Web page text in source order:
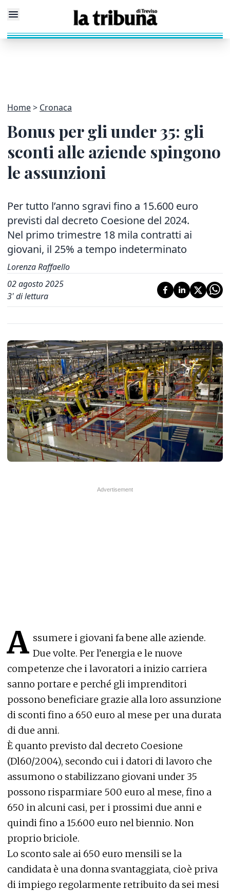
Home Cronaca
Bonus per gli under 35: gli
sconti alle aziende spingono
le assunzioni
Per tutto l’anno sgravi fino a 15.600 euro
previsti dal decreto Coesione del 2024.
Nel primo trimestre 18 mila contratti ai
giovani, il 25% a tempo indeterminato
Lorenza Raffaello
02 agosto 2025
3' di lettura
A ssumere i giovani fa bene alle aziende.
Due volte. Per l’energia e le nuove
competenze che i lavoratori a inizio carriera
sanno portare e perché gli imprenditori
possono beneficiare grazie alla loro assunzione
di sconti fino a 650 euro al mese per una durata
di due anni.
È quanto previsto dal decreto Coesione
(Dl60/2004), secondo cui i datori di lavoro che
assumono o stabilizzano giovani under 35
possono risparmiare 500 euro al mese, fino a
650 in alcuni casi, per i prossimi due anni e
quindi fino a 15.600 euro nel biennio. Non
proprio briciole.
Lo sconto sale ai 650 euro mensili se la
candidata è una donna svantaggiata, cioè priva
di impiego regolarmente retribuito da sei mesi